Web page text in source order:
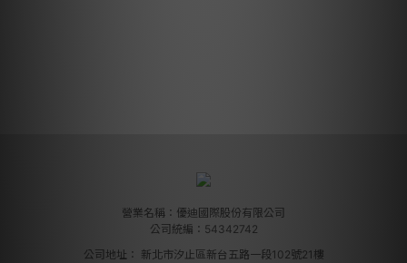
營業名稱：優迪國際股份有限公司
公司統編：54342742
公司地址： 新北市汐止區新台五路一段102號21樓